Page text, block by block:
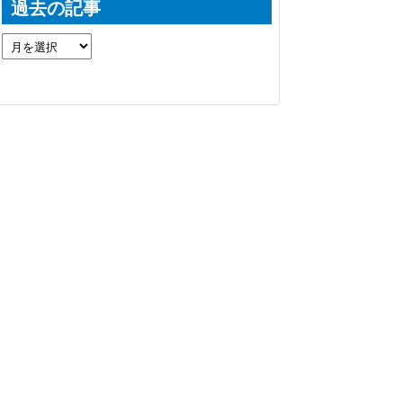
過去の記事